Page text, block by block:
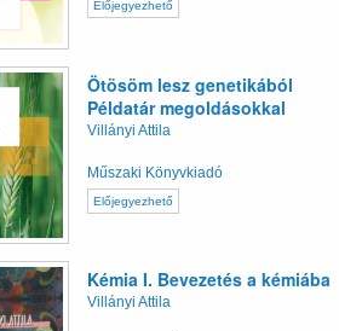
Előjegyezhető
Ötösöm lesz genetikából
Példatár megoldásokkal
Villányi Attila
Műszaki Könyvkiadó
Előjegyezhető
Kémia I. Bevezetés a kémiába
Villányi Attila